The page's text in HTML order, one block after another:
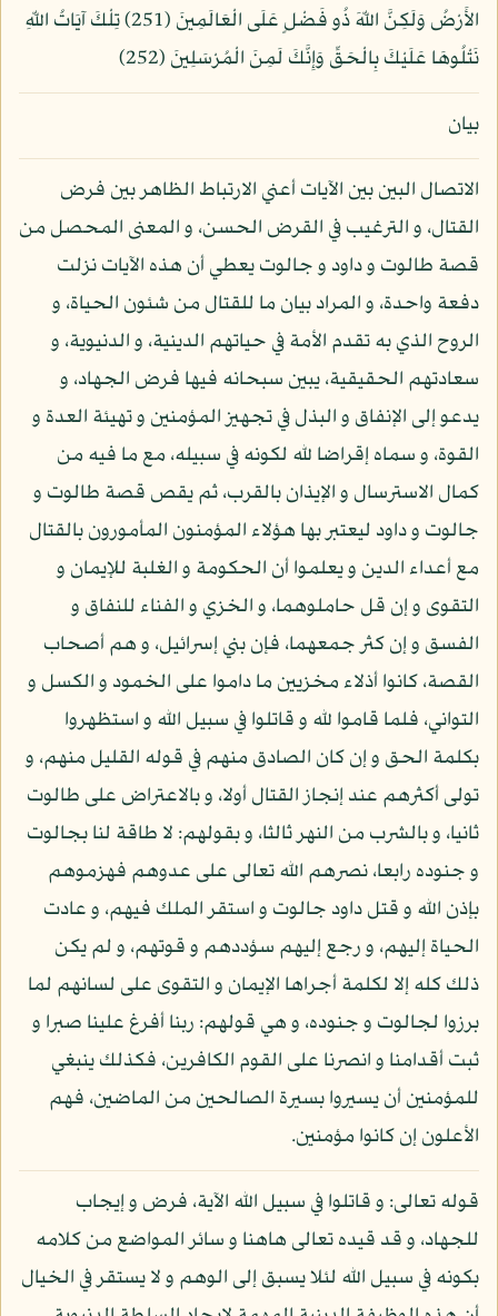
الأَرْضُ وَلَكِنَّ اللّهَ ذُو فَضْلٍ عَلَى الْعَالَمِينَ (251) تِلْكَ آيَاتُ اللّهِ
نَتْلُوهَا عَلَيْكَ بِالْحَقِّ وَإِنَّكَ لَمِنَ الْمُرْسَلِينَ (252)
بيان
الاتصال البين بين الآيات أعني الارتباط الظاهر بين فرض
القتال، و الترغيب في القرض الحسن، و المعنى المحصل من
قصة طالوت و داود و جالوت يعطي أن هذه الآيات نزلت
دفعة واحدة، و المراد بيان ما للقتال من شئون الحياة، و
الروح الذي به تقدم الأمة في حياتهم الدينية، و الدنيوية، و
سعادتهم الحقيقية، يبين سبحانه فيها فرض الجهاد، و
يدعو إلى الإنفاق و البذل في تجهيز المؤمنين و تهيئة العدة و
القوة، و سماه إقراضا لله لكونه في سبيله، مع ما فيه من
كمال الاسترسال و الإيذان بالقرب، ثم يقص قصة طالوت و
جالوت و داود ليعتبر بها هؤلاء المؤمنون المأمورون بالقتال
مع أعداء الدين و يعلموا أن الحكومة و الغلبة للإيمان و
التقوى و إن قل حاملوهما، و الخزي و الفناء للنفاق و
الفسق و إن كثر جمعهما، فإن بني إسرائيل، و هم أصحاب
القصة، كانوا أذلاء مخزيين ما داموا على الخمود و الكسل و
التواني، فلما قاموا لله و قاتلوا في سبيل الله و استظهروا
بكلمة الحق و إن كان الصادق منهم في قوله القليل منهم، و
تولى أكثرهم عند إنجاز القتال أولا، و بالاعتراض على طالوت
ثانيا، و بالشرب من النهر ثالثا، و بقولهم: لا طاقة لنا بجالوت
و جنوده رابعا، نصرهم الله تعالى على عدوهم فهزموهم
بإذن الله و قتل داود جالوت و استقر الملك فيهم، و عادت
الحياة إليهم، و رجع إليهم سؤددهم و قوتهم، و لم يكن
ذلك كله إلا لكلمة أجراها الإيمان و التقوى على لسانهم لما
برزوا لجالوت و جنوده، و هي قولهم: ربنا أفرغ علينا صبرا و
ثبت أقدامنا و انصرنا على القوم الكافرين، فكذلك ينبغي
للمؤمنين أن يسيروا بسيرة الصالحين من الماضين، فهم
الأعلون إن كانوا مؤمنين.
قوله تعالى: و قاتلوا في سبيل الله الآية، فرض و إيجاب
للجهاد، و قد قيده تعالى هاهنا و سائر المواضع من كلامه
بكونه في سبيل الله لئلا يسبق إلى الوهم و لا يستقر في الخيال